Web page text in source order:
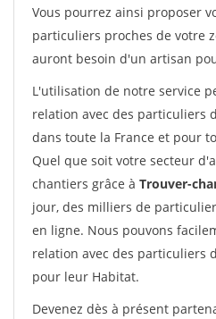
Vous pourrez ainsi proposer
particuliers proches de votre
auront besoin d'un artisan
L'utilisation de notre service
relation avec des particuliers
dans toute la France et pour
Quel que soit votre secteur
chantiers grâce à Trouver-
jour, des milliers de
en ligne. Nous pouvons
relation avec des particuliers
pour leur Habitat.
Devenez dès à présent